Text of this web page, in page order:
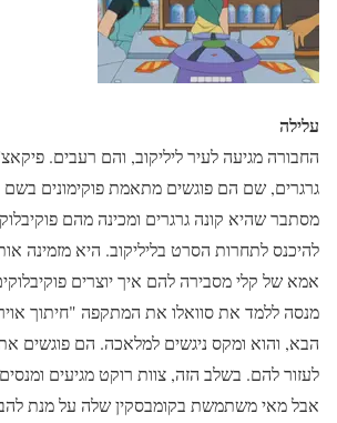
עלילה
החבורה מגיעה לעיר ליליקוב, והם רעבים.
גרגרים, שם הם פוגשים מתאמת פוקימונים בשם
מסתבר שהיא קונה גרגרים ומכינה מהם
להיכנס לתחרות הסרט בליליקוב. היא מזמינה
אמא של קלי מסבירה להם איך יוצרים
מנסה ללמד את סוואלו את המתקפה "חיתוך
הבא, והוא ומקס ניגשים למלאכה. הם פוגשים
לעזור להם. בשלב הזה, צוות רוקט מגיעים
אבל מאי משתמשת בקומבסקין שלה על מנת